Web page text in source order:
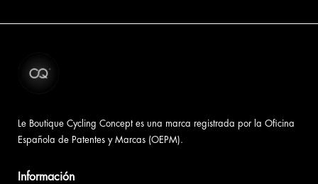
Le Boutique Cycling Concept es una marca registrada por la Oficina
Española de Patentes y Marcas (OEPM).
Información